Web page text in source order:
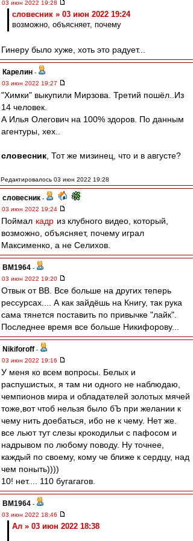
03 июн 2022 19:28
словесник » 03 июн 2022 19:24
возможно, объясняет, почему
Гинеру было хуже, хоть это радует...
Карелин -
03 июн 2022 19:27
"Химки" выкупили Мирзова. Третий пошёл..Из
14 человек.
А Илья Олегович на 100% здоров. По данным
агентуры, хех..
словесник , Тот же мизинец, что и в августе?
Редактировалось 03 июн 2022 19:28
словесник -
03 июн 2022 19:24
Поймал кадр из клубного видео, который,
возможно, объясняет, почему играл
Максименко, а не Селихов.
BM1964 -
03 июн 2022 19:20
Отвык от ВВ. Все больше на других теперь
рессурсах.... А как зайдёшь на Книгу, так рука
сама тянется поставить по привычке "лайк".
Последнее время все больше Никифорову...
Nikiforoff -
03 июн 2022 19:16
У меня ко всем вопросы. Белых и
распушистых, я там ни одного не наблюдаю,
чемпионов мира и обладателей золотых мячей
тоже,вот чтоб нельзя было бЪ при желании к
чему нить доебаться, ибо не к чему. Нет же.
все льют тут слезы крокодильи с пафосом и
надрывом по любому поводу. Ну точнее,
каждый по своему, кому че ближе к сердцу, над
чем поныть))))
10! нет.... 110 бугагагов.
BM1964 -
03 июн 2022 18:46
Ал » 03 июн 2022 18:38